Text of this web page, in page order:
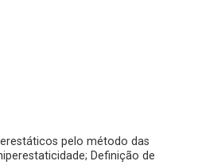
pelo método das
Definição de